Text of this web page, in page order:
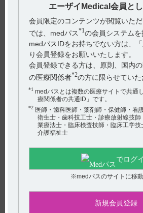
【引用】
1）ネオフィリン錠100mg電子添文 2023
10．相互作用
2）ネオフィリン原末電子添文 2023年10
相互作用
【更新年月】
2024年10月
エーザイMedical会員と
会員限定のコンテンツが閲覧いた
では、medパス*1の会員システムを
medパスIDをお持ちでない方は、
り会員登録をお願いいたします。
会員登録できる方は、原則、国内
の医療関係者*2の方に限らせていた
*1 medパスとは複数の医療サイトで共通
療関係者の共通ID」です。
*2 医師・歯科医師・薬剤師・保健師・看
衛生士・歯科技工士・診療放射線技
業療法士・臨床検査技師・臨床工学技
介護福祉士
でログ
※medパスのサイトに移
新規会員登録